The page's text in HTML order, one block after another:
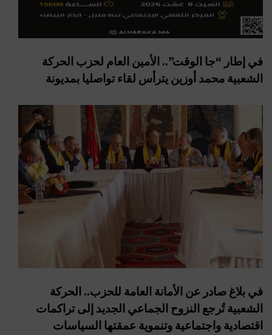
في إطار “جا الوقت”.. الأمين العام لحزب الحركة
الشعبية محمد أوزين يترأس لقاء تواصليا بمديونة
في بلاغ صادر عن الأمانة العامة للحزب.. الحركة
الشعبية تُرجع النزوح الجماعي الجديد إلى تراكمات
اقتصادية واجتماعية وتنموية عمقتها السياسات